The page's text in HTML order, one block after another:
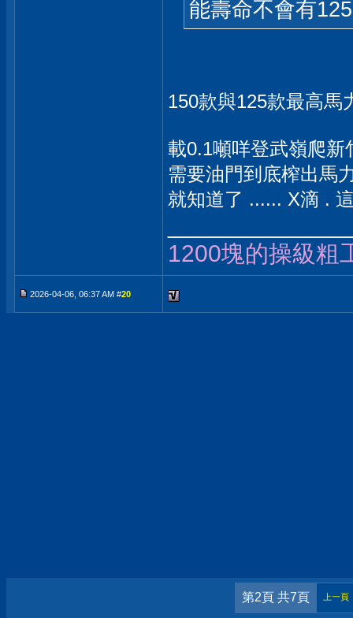
能壽命不會有
150款與125款最高馬
載0.1噸咩登武嶺爬
需要油門到底榨出馬
就知道了 ...... X滴 .
1200塊的操級粗
2026-04-06, 06:37 AM #20
第2頁 共7頁 上一頁